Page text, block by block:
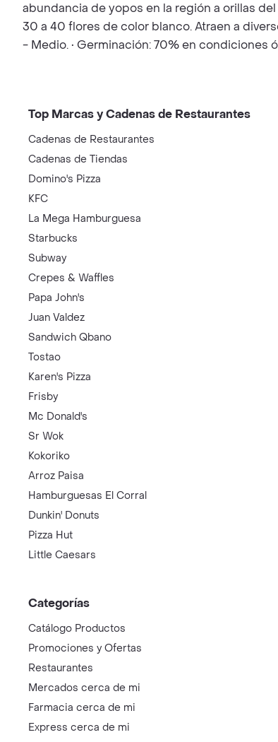
abundancia de yopos en la región a orillas
30 a 40 flores de color blanco. Atraen a
- Medio. • Germinación: 70% en condiciones
Top Marcas y Cadenas de Restaurantes
Cadenas de Restaurantes
Cadenas de Tiendas
Domino's Pizza
KFC
La Mega Hamburguesa
Starbucks
Subway
Crepes & Waffles
Papa John's
Juan Valdez
Sandwich Qbano
Tostao
Karen's Pizza
Frisby
Mc Donald's
Sr Wok
Kokoriko
Arroz Paisa
Hamburguesas El Corral
Dunkin' Donuts
Pizza Hut
Little Caesars
Categorías
Catálogo Productos
Promociones y Ofertas
Restaurantes
Mercados cerca de mi
Farmacia cerca de mi
Express cerca de mi